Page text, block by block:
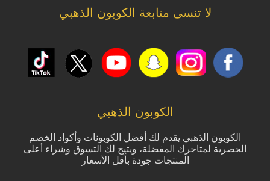
لا تنسى متابعة الكوبون الذهبي
الكوبون الذهبي
الكوبون الذهبي يقدم لك أفضل الكوبونات وأكواد الخصم
الحصرية لمتاجرك المفضلة، ويتيح لك التسوق وشراء أعلى
المنتجات جودة بأقل الأسعار